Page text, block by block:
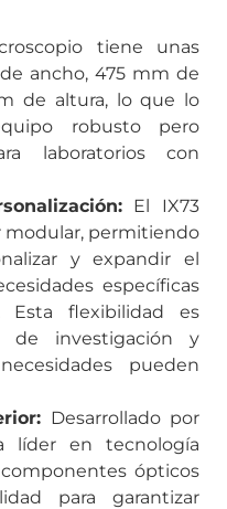
tiene unas
ancho, 475 mm de
de altura, lo que lo
robusto pero
laboratorios con
El IX73
modular, permitiendo
y expandir el
específicas
Esta flexibilidad es
de investigación y
pueden
Desarrollado por
líder en tecnología
ópticos
para garantizar